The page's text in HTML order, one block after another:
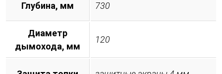
Глубина, мм 730
Диаметр
дымохода, мм
120